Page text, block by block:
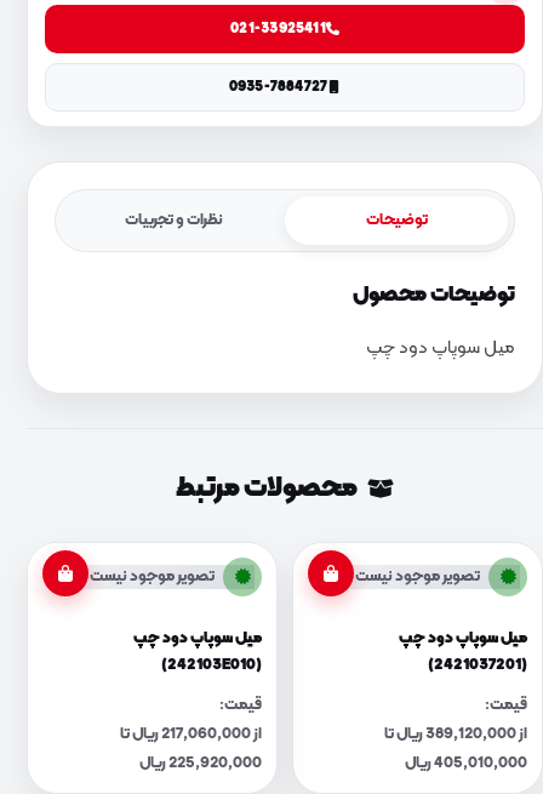
021-33925411
0935-7884727
توضیحات نظرات و تجربیات
توضیحات محصول
میل سوپاپ دود چپ
محصولات مرتبط
تصویر موجود نیست
میل سوپاپ دود چپ
(2421037201)
قیمت:
از 389,120,000 ریال تا
405,010,000 ریال
تصویر موجود نیست
میل سوپاپ دود چپ
(242103E010)
قیمت:
از 217,060,000 ریال تا
225,920,000 ریال